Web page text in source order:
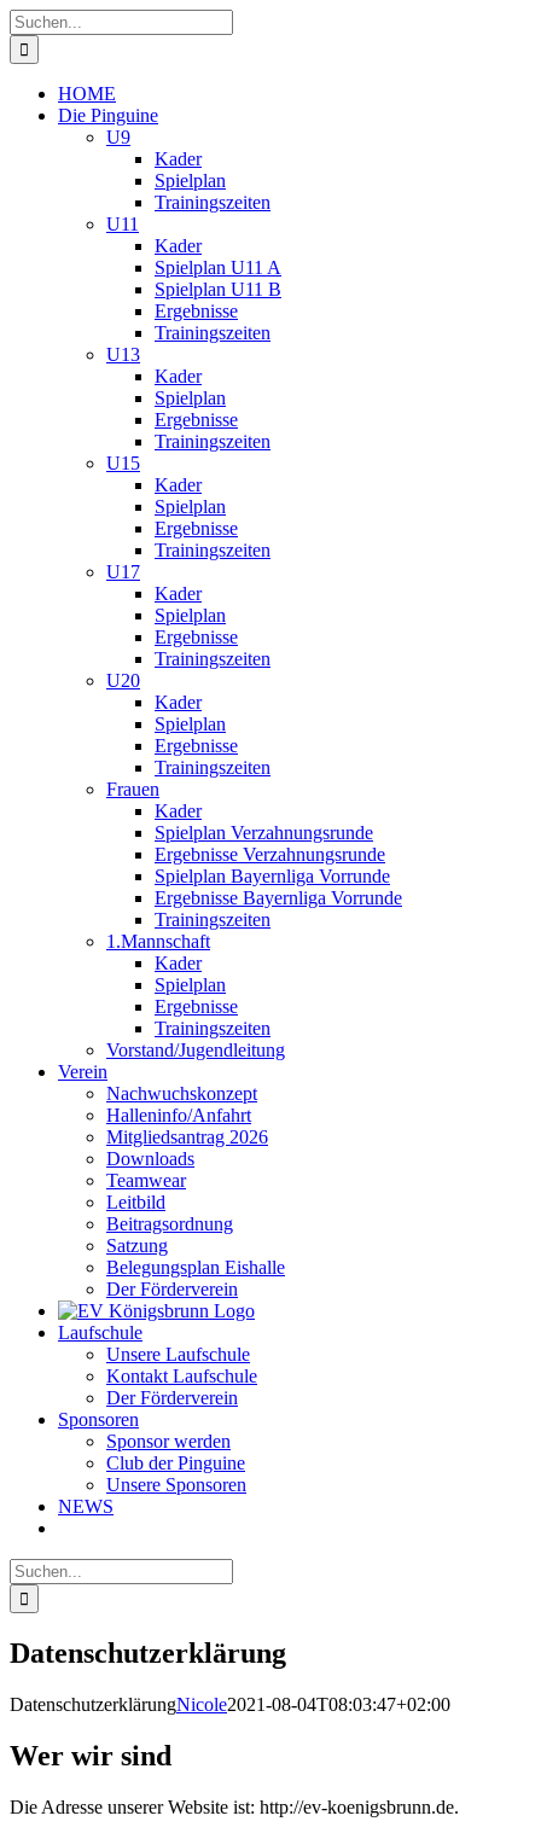
Zum
Inhalt
springen
Suche
nach:
HOME
Die Pinguine
U9
Kader
Spielplan
Trainingszeiten
U11
Kader
Spielplan U11 A
Spielplan U11 B
Ergebnisse
Trainingszeiten
U13
Kader
Spielplan
Ergebnisse
Trainingszeiten
U15
Kader
Spielplan
Ergebnisse
Trainingszeiten
U17
Kader
Spielplan
Ergebnisse
Trainingszeiten
U20
Kader
Spielplan
Ergebnisse
Trainingszeiten
Frauen
Kader
Spielplan Verzahnungsrunde
Ergebnisse Verzahnungsrunde
Spielplan Bayernliga Vorrunde
Ergebnisse Bayernliga Vorrunde
Trainingszeiten
1.Mannschaft
Kader
Spielplan
Ergebnisse
Trainingszeiten
Vorstand/Jugendleitung
Verein
Nachwuchskonzept
Halleninfo/Anfahrt
Mitgliedsantrag 2026
Downloads
Teamwear
Leitbild
Beitragsordnung
Satzung
Belegungsplan Eishalle
Der Förderverein
Laufschule
Unsere Laufschule
Kontakt Laufschule
Der Förderverein
Sponsoren
Sponsor werden
Club der Pinguine
Unsere Sponsoren
NEWS
Suche
nach:
Datenschutzerklärung
DatenschutzerklärungNicole2021-08-04T08:03:47+02:00
Wer wir sind
Die Adresse unserer Website ist: http://ev-koenigsbrunn.de.